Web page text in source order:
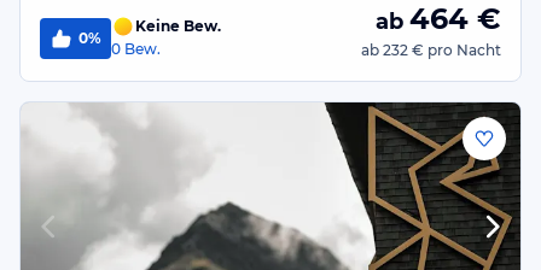
0%
Keine Bew.
0 Bew.
ab 464 €
ab 232 € pro Nacht